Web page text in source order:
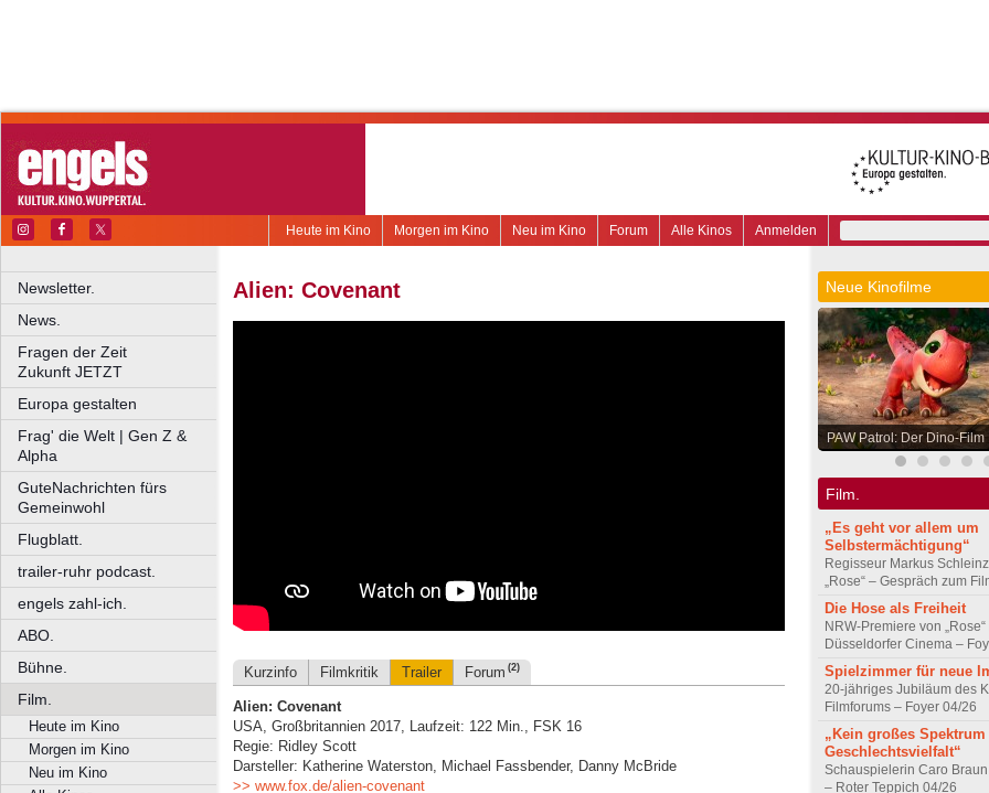
Anmelden
Alle Kinos
Forum
Neu im Kino
Morgen im Kino
Heute im Kino
Newsletter.
News.
Fragen der Zeit
Zukunft JETZT
Europa gestalten
Frag' die Welt | Gen Z &
Alpha
GuteNachrichten fürs
Gemeinwohl
Flugblatt.
trailer-ruhr podcast.
engels zahl-ich.
ABO.
Bühne.
Film.
Heute im Kino
Morgen im Kino
Neu im Kino
Alien: Covenant
Kurzinfo Filmkritik Trailer Forum (2)
Alien: Covenant
USA, Großbritannien 2017, Laufzeit: 122 Min., FSK 16
Regie: Ridley Scott
Darsteller: Katherine Waterston, Michael Fassbender, Danny McBride
>> www.fox.de/alien-covenant
Neue Kinofilme
PAW Patrol: Der Dino-Film
Film.
„Es geht vor allem um
Selbstermächtigung“
Regisseur Markus
„Rose“ – Gespräch zum
Die Hose als Freiheit
NRW-Premiere von „Rose“
Düsseldorfer Cinema –
Spielzimmer für neue
20-jähriges Jubiläum des
Filmforums – Foyer 04/26
„Kein großes Spektrum
Geschlechtsvielfalt“
Schauspielerin Caro Braun
– Roter Teppich 04/26